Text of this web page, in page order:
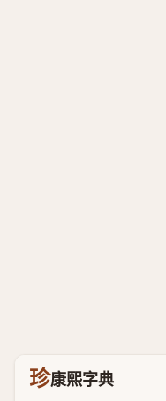
珍康熙字典